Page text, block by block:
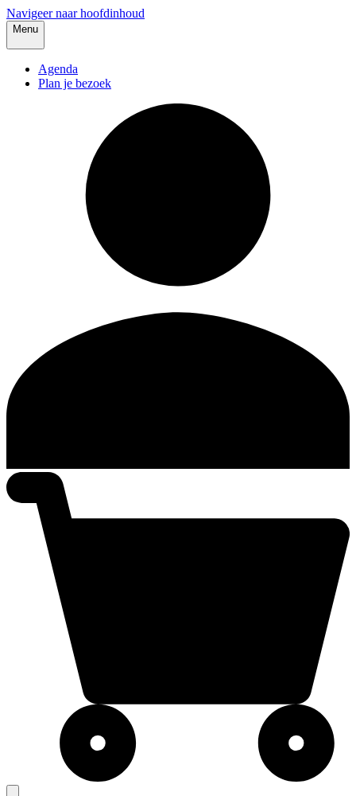
Navigeer naar hoofdinhoud
Menu
Agenda
Plan je bezoek